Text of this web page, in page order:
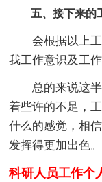
五、接下来的工
会根据以上工
我工作意识及工
总的来说这半
着些许的不足，
什么的感觉，相
发挥得更加出色。
科研人员工作个